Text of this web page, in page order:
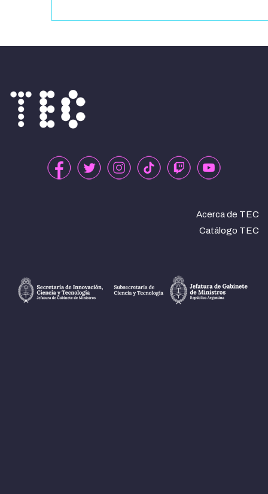
Acerca de TEC
Catálogo TEC